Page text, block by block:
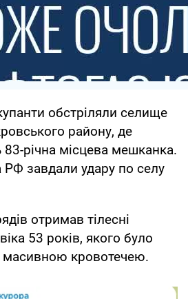
обстріляли селище
району, де
річна місцева мешканка.
РФ завдали удару по селу
отримав тілесні
53 років, якого було
масивною кровотечею.